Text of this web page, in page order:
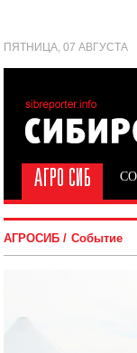
ПЯТНИЦА, 07 АВГУСТА
АГРОСИБ Событие